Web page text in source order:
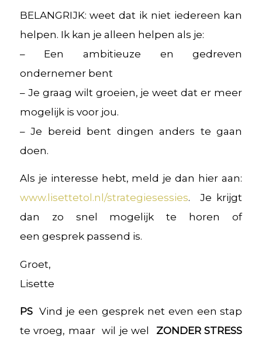
BELANGRIJK: weet dat ik niet iedereen kan
helpen. Ik kan je alleen helpen als je:
– Een ambitieuze en gedreven
ondernemer bent
– Je graag wilt groeien, je weet dat er meer
mogelijk is voor jou.
– Je bereid bent dingen anders te gaan
doen.
Als je interesse hebt, meld je dan hier aan:
www.lisettetol.nl/strategiesessies. Je krijgt
dan zo snel mogelijk te horen of
een gesprek passend is.
Groet,
Lisette
PS Vind je een gesprek net even een stap
te vroeg, maar wil je wel ZONDER STRESS